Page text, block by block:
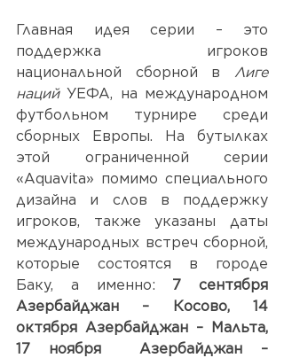
Главная идея серии – это
поддержка игроков
национальной сборной в Лиге
наций УЕФА, на международном
футбольном турнире среди
сборных Европы. На бутылках
этой ограниченной серии
«Aquavita» помимо специального
дизайна и слов в поддержку
игроков, также указаны даты
международных встреч сборной,
которые состоятся в городе
Баку, а именно: 7 сентября
Азербайджан – Косово, 14
октября Азербайджан – Мальта,
17 ноября  Азербайджан –